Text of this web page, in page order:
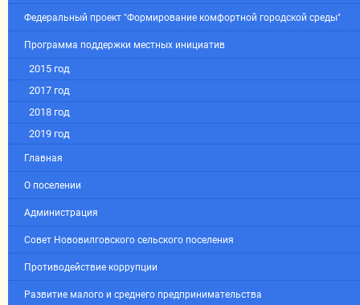
Федеральный проект "Формирование комфортной городской среды"
Программа поддержки местных инициатив
2015 год
2017 год
2018 год
2019 год
Главная
О поселении
Администрация
Совет Нововилговского сельского поселения
Противодействие коррупции
Развитие малого и среднего предпринимательства